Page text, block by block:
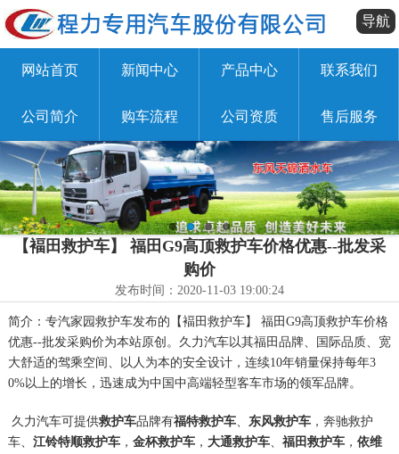
导航
网站首页 新闻中心 产品中心 联系我们
公司简介 购车流程 公司资质 售后服务
【褔田救护车】 福田G9高顶救护车价格优惠--批发采
购价
发布时间：2020-11-03 19:00:24
简介：专汽家园救护车发布的【褔田救护车】 福田G9高顶救护车价格
优惠--批发采购价为本站原创。久力汽车以其福田品牌、国际品质、宽
大舒适的驾乘空间、以人为本的安全设计，连续10年销量保持每年3
0%以上的增长，迅速成为中国中高端轻型客车市场的领军品牌。
久力汽车可提供救护车品牌有福特救护车、 东风救护车，奔驰救护
车、 江铃特顺救护车， 金杯救护车， 大通救护车、 福田救护车， 依维